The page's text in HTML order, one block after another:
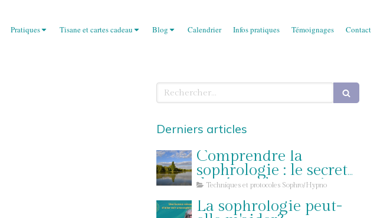
Pratiques Tisane et cartes cadeau Blog Calendrier Infos pratiques Témoignages Contact
Rechercher
Derniers articles
Comprendre la
sophrologie : le secret
des états de conscience
pour lâcher prise
Techniques et protocoles Sophro/Hypno
La sophrologie peut-